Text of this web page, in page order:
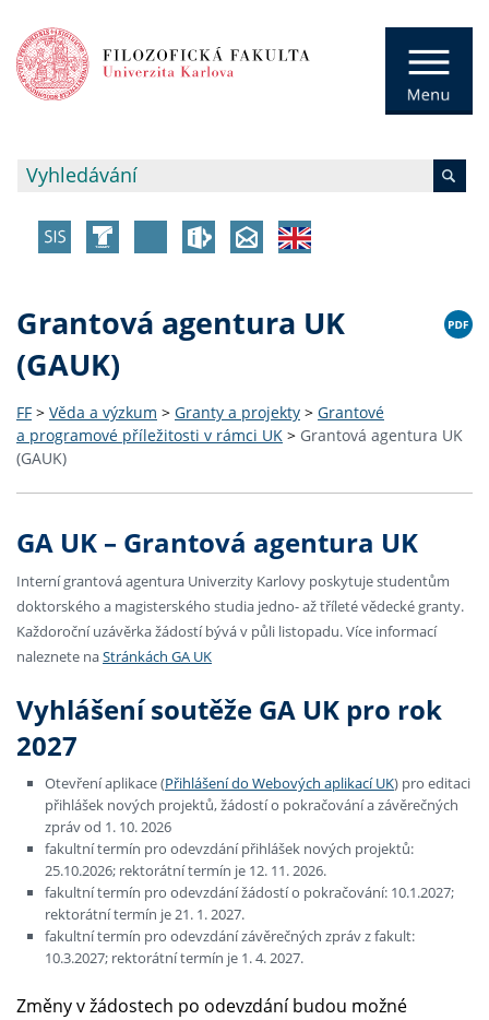
Grantová agentura UK
(GAUK)
FF > Věda a výzkum > Granty a projekty > Grantové
a programové příležitosti v rámci UK > Grantová agentura UK
(GAUK)
GA UK – Grantová agentura UK
Interní grantová agentura Univerzity Karlovy poskytuje studentům
doktorského a magisterského studia jedno- až tříleté vědecké granty.
Každoroční uzávěrka žádostí bývá v půli listopadu. Více informací
naleznete naStránkách GA UK
Vyhlášení soutěže GA UK pro rok
2027
Otevření aplikace (Přihlášení do Webových aplikací UK) pro editaci
přihlášek nových projektů, žádostí o pokračování a závěrečných
zpráv od 1. 10. 2026
fakultní termín pro odevzdání přihlášek nových projektů:
25.10.2026; rektorátní termín je 12. 11. 2026.
fakultní termín pro odevzdání žádostí o pokračování: 10.1.2027;
rektorátní termín je 21. 1. 2027.
fakultní termín pro odevzdání závěrečných zpráv z fakult:
10.3.2027; rektorátní termín je 1. 4. 2027.
Změny v žádostech po odevzdání budou možné